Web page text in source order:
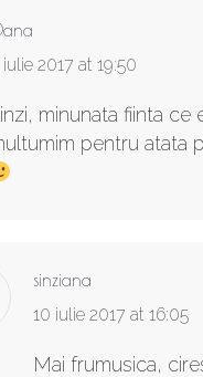
2017 at 19:50
minunata fiinta ce
pentru atata
sinziana
says:
10 iulie 2017 at 16:05
Mai frumusica,